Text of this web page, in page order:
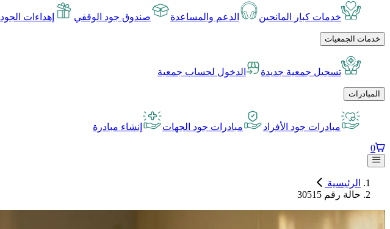
خدمات كبار المانحين الدعم والمساعدة صندوق جود الوقفي إهداءات الجود
خدمات الجمعيات
تسجيل جمعية جديدة الدخول لحساب جمعية
المبادرات
مبادرات جود الأفراد مبادرات جود الجهات إنشاء مبادرة
0
الرئيسية
حالة رقم 30515